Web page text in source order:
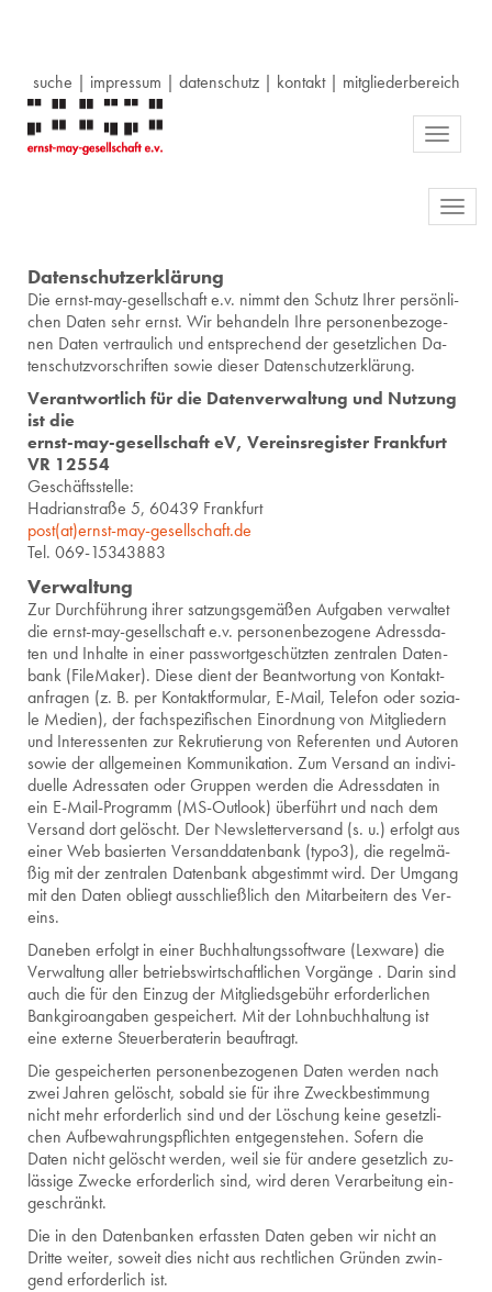
suche | impressum | datenschutz| kontakt| mitgliederbereich
Toggle
Datenschutzerklärung
Die ernst-may-ge­sell­schaft e.v. nimmt den Schutz Ihrer per­sön­li­
chen Daten sehr ernst. Wir be­han­deln Ihre per­so­nen­be­zo­ge­
nen Daten ver­trau­lich und ent­spre­chend der ge­setz­li­chen Da­
ten­schutz­vor­schrif­ten sowie die­ser Da­ten­schutz­er­klä­rung.
Ver­ant­wort­lich für die Da­ten­ver­wal­tung und Nut­zung
ist die
ernst-may-ge­sell­schaft eV, Ver­eins­re­gis­ter Frank­furt
VR 12554
Ge­schäfts­stel­le:
Ha­dri­an­stra­ße 5, 60439 Frank­furt
post(at)ernst-​may-​ges​ells​chaf​t.​de
Tel. 069-15343883
Ver­wal­tung
Zur Durch­füh­rung ihrer sat­zungs­ge­mä­ßen Auf­ga­ben ver­wal­tet
die ernst-may-ge­sell­schaft e.v. per­so­nen­be­zo­ge­ne Adress­da­
ten und In­hal­te in einer pass­wort­ge­schütz­ten zen­tra­len Da­ten­
bank (Fi­le­Maker). Diese dient der Be­ant­wor­tung von Kon­takt­
an­fra­gen (z. B. per Kon­takt­for­mu­lar, E-Mail, Te­le­fon oder so­zia­
le Me­di­en), der fach­spe­zi­fi­schen Ein­ord­nung von Mit­glie­dern
und In­ter­es­sen­ten zur Re­kru­tie­rung von Re­fe­ren­ten und Au­to­ren
sowie der all­ge­mei­nen Kom­mu­ni­ka­ti­on. Zum Ver­sand an in­di­vi­
du­el­le Adres­sa­ten oder Grup­pen wer­den die Adress­da­ten in
ein E-Mail-Pro­gramm (MS-Out­look) über­führt und nach dem
Ver­sand dort ge­löscht. Der News­let­ter­ver­sand (s. u.) er­folgt aus
einer Web ba­sier­ten Ver­sand­da­ten­bank (typo3), die re­gel­mä­
ßig mit der zen­tra­len Da­ten­bank ab­ge­stimmt wird. Der Um­gang
mit den Daten ob­liegt aus­schließ­lich den Mit­ar­bei­tern des Ver­
eins.
Da­ne­ben er­folgt in einer Buch­hal­tungs­soft­ware (Lex­wa­re) die
Ver­wal­tung aller be­triebs­wirt­schaft­li­chen Vor­gän­ge . Darin sind
auch die für den Ein­zug der Mit­glieds­ge­bühr er­for­der­li­chen
Bank­gi­ro­an­ga­ben ge­spei­chert. Mit der Lohn­buch­hal­tung ist
eine ex­ter­ne Steu­er­be­ra­te­rin be­auf­tragt.
Die ge­spei­cher­ten per­so­nen­be­zo­ge­nen Daten wer­den nach
zwei Jah­ren ge­löscht, so­bald sie für ihre Zweck­be­stim­mung
nicht mehr er­for­der­lich sind und der Lö­schung keine ge­setz­li­
chen Auf­be­wah­rungs­pflich­ten ent­ge­gen­ste­hen. So­fern die
Daten nicht ge­löscht wer­den, weil sie für an­de­re ge­setz­lich zu­
läs­si­ge Zwe­cke er­for­der­lich sind, wird deren Ver­ar­bei­tung ein­
ge­schränkt.
Die in den Da­ten­ban­ken er­fass­ten Daten geben wir nicht an
Drit­te wei­ter, so­weit dies nicht aus recht­li­chen Grün­den zwin­
gend er­for­der­lich ist.